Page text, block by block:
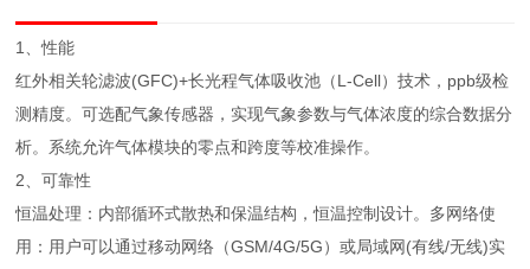
1、性能
红外相关轮滤波(GFC)+长光程气体吸收池（L-Cell）技术，ppb级检
测精度。可选配气象传感器，实现气象参数与气体浓度的综合数据分
析。系统允许气体模块的零点和跨度等校准操作。
2、可靠性
恒温处理：内部循环式散热和保温结构，恒温控制设计。多网络使
用：用户可以通过移动网络（GSM/4G/5G）或局域网(有线/无线)实